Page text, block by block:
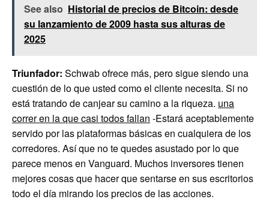
See also Historial de precios de Bitcoin: desde
su lanzamiento de 2009 hasta sus alturas de
2025
Triunfador: Schwab ofrece más, pero sigue siendo una
cuestión de lo que usted como el cliente necesita. Si no
está tratando de canjear su camino a la riqueza. una
correr en la que casi todos fallan -Estará aceptablemente
servido por las plataformas básicas en cualquiera de los
corredores. Así que no te quedes asustado por lo que
parece menos en Vanguard. Muchos inversores tienen
mejores cosas que hacer que sentarse en sus escritorios
todo el día mirando los precios de las acciones.